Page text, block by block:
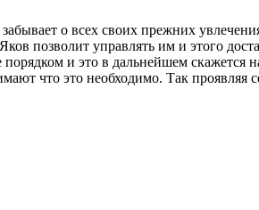
о всех своих прежних
позволит управлять им и этого
и это в дальнейшем
что это необходимо. Так